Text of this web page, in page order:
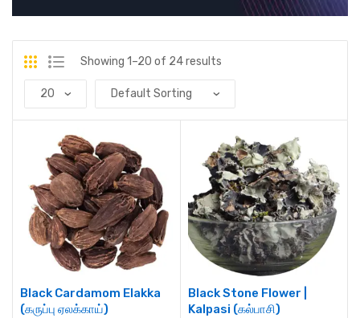
Showing 1–20 of 24 results
Black Cardamom Elakka
(கருப்பு ஏலக்காய்)
Black Stone Flower |
Kalpasi (கல்பாசி)